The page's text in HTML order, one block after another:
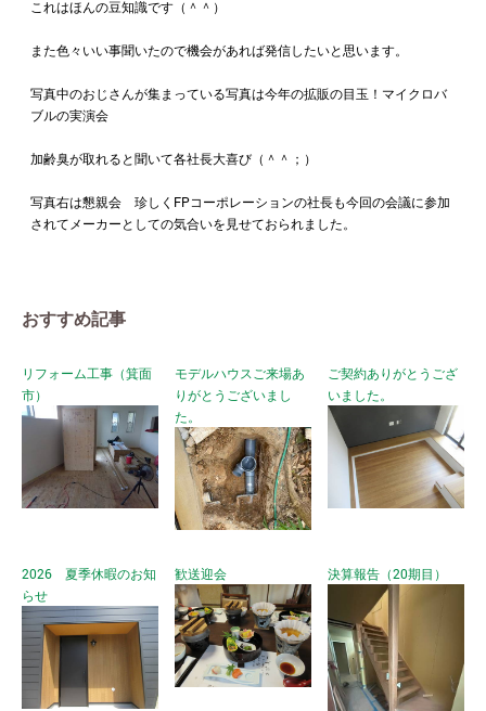
これはほんの豆知識です（＾＾）
また色々いい事聞いたので機会があれば発信したいと思います。
写真中のおじさんが集まっている写真は今年の拡販の目玉！マイクロバ
ブルの実演会
加齢臭が取れると聞いて各社長大喜び（＾＾；）
写真右は懇親会 珍しくFPコーポレーションの社長も今回の会議に参加
されてメーカーとしての気合いを見せておられました。
おすすめ記事
リフォーム工事（箕面
市）
モデルハウスご来場あ
りがとうございまし
た。
ご契約ありがとうござ
いました。
2026 夏季休暇のお知
らせ
歓送迎会 決算報告（20期目）